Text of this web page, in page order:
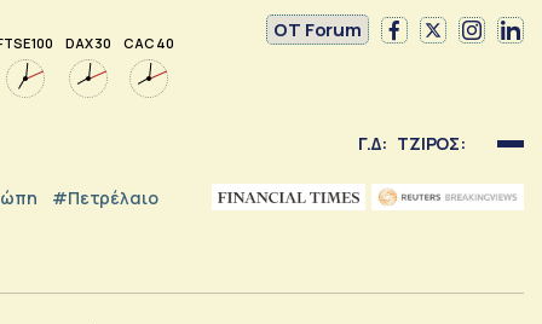
100 DAX 30 CAC 40
OT Forum
Γ.Δ: ΤΖΙΡΟΣ:
#Πετρέλαιο